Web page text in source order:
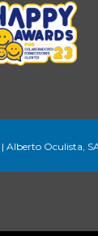
| Alberto Oculista,